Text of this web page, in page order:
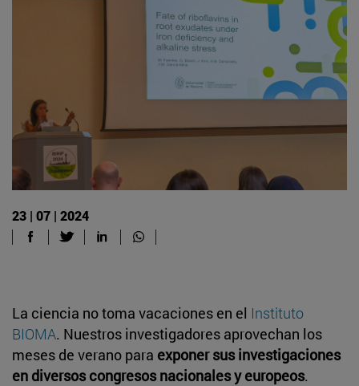
23 | 07 | 2024
La ciencia no toma vacaciones en el Instituto
BIOMA. Nuestros investigadores aprovechan los
meses de verano para exponer sus investigaciones
en diversos congresos nacionales y europeos.